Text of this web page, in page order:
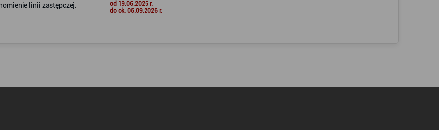
linii zastępczej.
od 19.06.2026 r.
do ok. 05.09.2026 r.